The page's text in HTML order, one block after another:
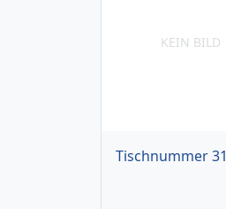
KEIN BILD
Tischnummer 31